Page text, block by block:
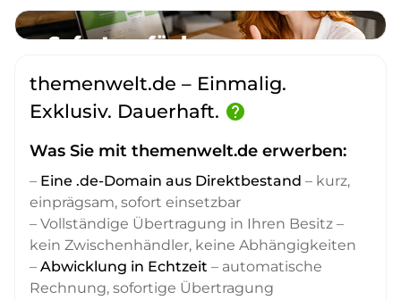
themenwelt.de – Einmalig.
Exklusiv. Dauerhaft. help
Was Sie mit themenwelt.de erwerben:
– Eine .de-Domain aus Direktbestand – kurz,
einprägsam, sofort einsetzbar
– Vollständige Übertragung in Ihren Besitz –
kein Zwischenhändler, keine Abhängigkeiten
– Abwicklung in Echtzeit – automatische
Rechnung, sofortige Übertragung